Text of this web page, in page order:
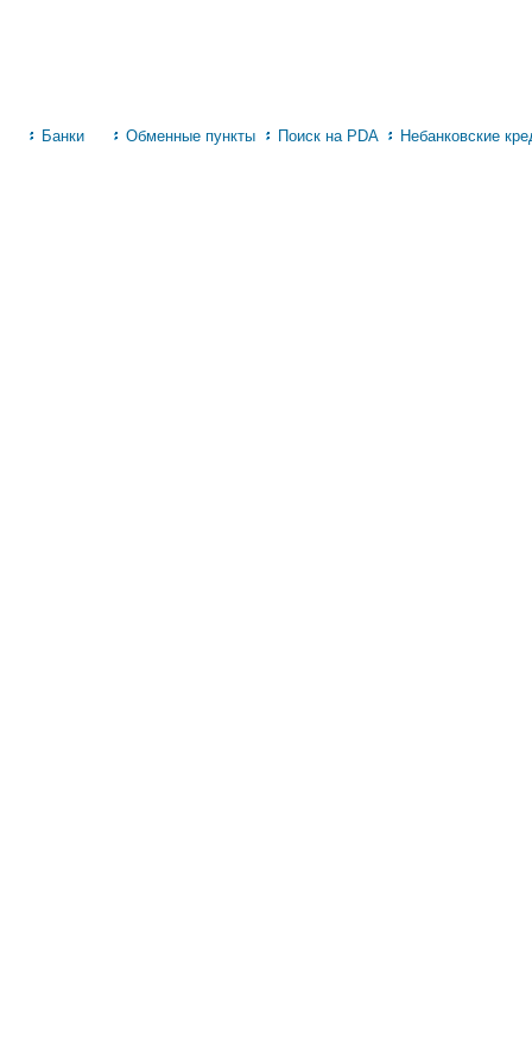
Банки Обменные пункты Поиск на PDA Небанковские